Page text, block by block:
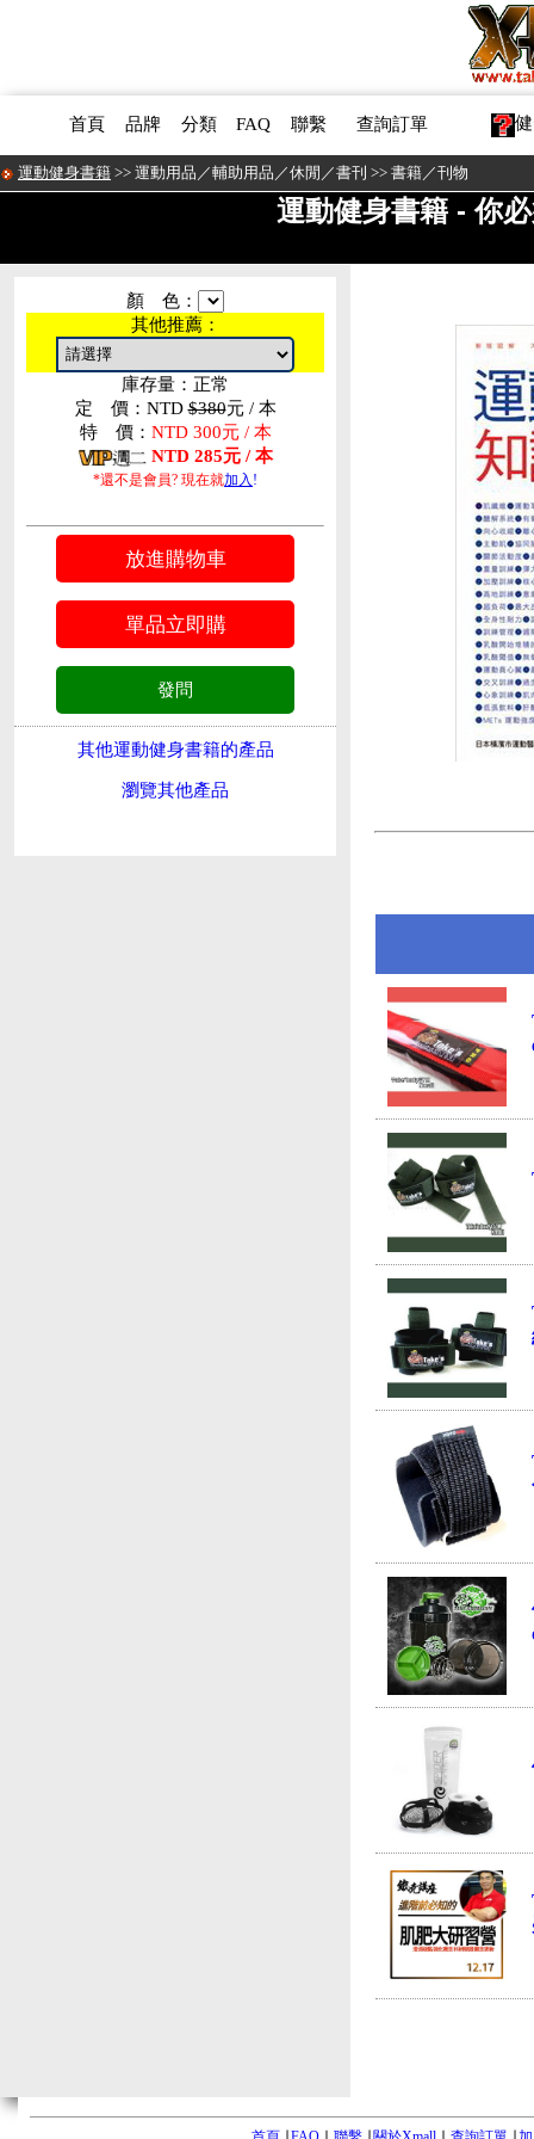
首頁 品牌 分類 FAQ 聯繫 查詢訂單
運動健身書籍 >> 運動用品／輔助用品／休閒／書刊 >> 書籍／刊物
運動健身書籍 - 你
顏 色：
其他推薦：
庫存量：正常
定 價：NTD$380元 / 本
特 價： NTD 300元 / 本
NTD 285元 / 本
*還不是會員? 現在就加入 !
其他運動健身書籍的產品
瀏覽其他產品